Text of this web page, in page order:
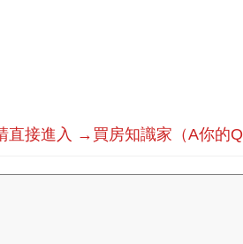
直接進入 →買房知識家（A你的Q